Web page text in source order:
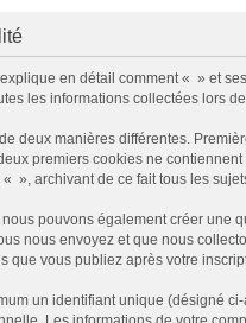
en détail comment « » et
les informations collectées lors
deux manières différentes.
premiers cookies ne
», archivant de ce fait tous les
pouvons également créer une
nous envoyez et que nous
que vous publiez après votre
un identifiant unique (désigné